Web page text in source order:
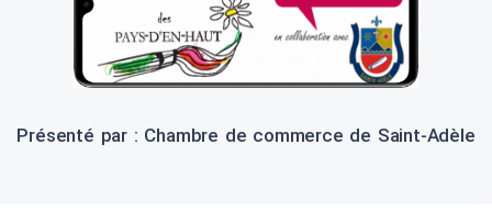
Présenté par : Chambre de commerce de Saint-Adèle